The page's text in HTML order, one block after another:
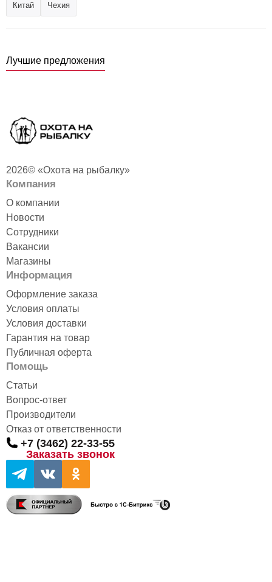
Китай Чехия
Лучшие предложения
Печь Экономка
"ИНВЕНТ" Малая, с
регулирующимися
(нерж.)
Нет в наличии
9 990 руб. /шт
ПОДРОБНЕЕ
2026© «Охота на рыбалку»
Компания
О компании
Новости
Сотрудники
Вакансии
Магазины
Информация
Оформление заказа
Условия оплаты
Условия доставки
Гарантия на товар
Публичная оферта
Помощь
Статьи
Вопрос-ответ
Производители
Отказ от ответственности
+7 (3462) 22-33-55
Заказать звонок